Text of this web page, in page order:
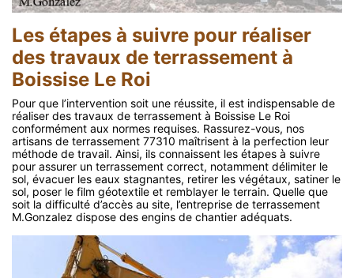
Les étapes à suivre pour réaliser
des travaux de terrassement à
Boissise Le Roi
Pour que l’intervention soit une réussite, il est indispensable de
réaliser des travaux de terrassement à Boissise Le Roi
conformément aux normes requises. Rassurez-vous, nos
artisans de terrassement 77310 maîtrisent à la perfection leur
méthode de travail. Ainsi, ils connaissent les étapes à suivre
pour assurer un terrassement correct, notamment délimiter le
sol, évacuer les eaux stagnantes, retirer les végétaux, satiner le
sol, poser le film géotextile et remblayer le terrain. Quelle que
soit la difficulté d’accès au site, l’entreprise de terrassement
M.Gonzalez dispose des engins de chantier adéquats.